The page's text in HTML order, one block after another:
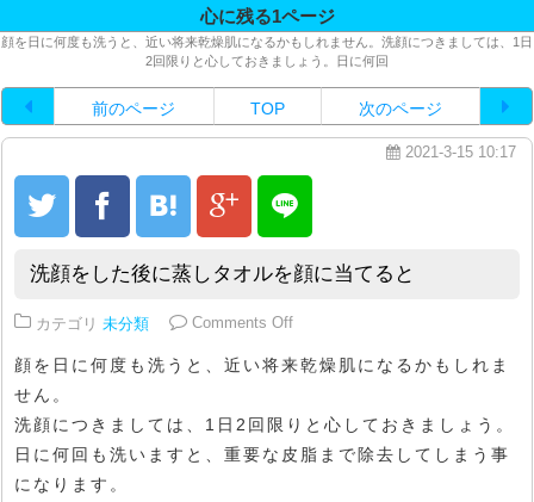
心に残る1ページ
顔を日に何度も洗うと、近い将来乾燥肌になるかもしれません。洗顔につきましては、1日
2回限りと心しておきましょう。日に何回
前のページ TOP 次のページ
2021-3-15 10:17
洗顔をした後に蒸しタオルを顔に当てると
カテゴリ 未分類 Comments Offon 洗顔をした後に蒸しタオルを
顔を日に何度も洗うと、近い将来乾燥肌になるかもしれま
せん。
洗顔につきましては、1日2回限りと心しておきましょう。
日に何回も洗いますと、重要な皮脂まで除去してしまう事
になります。